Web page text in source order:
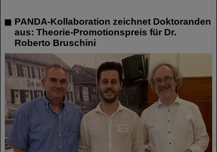
PANDA-Kollaboration zeichnet Doktoranden
aus: Theorie-Promotionspreis für Dr.
Roberto Bruschini